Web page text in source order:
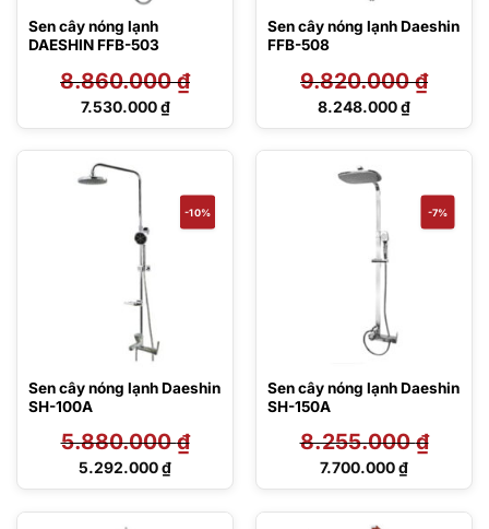
Sen cây nóng lạnh
DAESHIN FFB-503
8.860.000₫
Giá
7.530.000₫
Giá
là:
7.530.000 ₫.
Sen cây nóng lạnh Daeshin
FFB-508
9.820.000₫
Giá
8.248.000₫
Giá
là:
8.248.000 ₫.
-10%
Sen cây nóng lạnh Daeshin
SH-100A
5.880.000₫
Giá
5.880.000 ₫.
5.292.000₫
Giá
-7%
Sen cây nóng lạnh Daeshin
SH-150A
8.255.000₫
Giá
8.255.000 ₫.
7.700.000₫
Giá
tại